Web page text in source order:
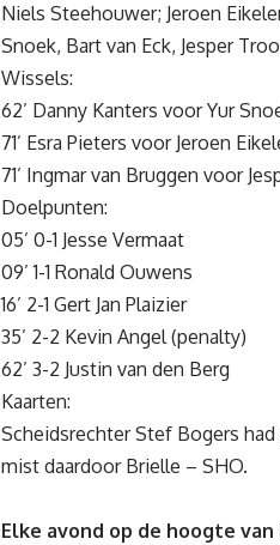
Niels Steehouwer; Jeroen
Snoek, Bart van Eck, Jesper
Wissels:
62’ Danny Kanters voor Yur
71’ Esra Pieters voor Jeroen
71’ Ingmar van Bruggen voor
Doelpunten:
05’ 0-1 Jesse Vermaat
09’ 1-1 Ronald Ouwens
16’ 2-1 Gert Jan Plaizier
35’ 2-2 Kevin Angel (penalty)
62’ 3-2 Justin van den Berg
Kaarten:
Scheidsrechter Stef Bogers
mist daardoor Brielle – SHO.
Elke avond op de hoogte